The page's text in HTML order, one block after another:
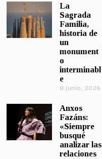
La
Sagrada
Familia,
historia de
un
monument
o
interminabl
e
8 junio, 2026
Anxos
Fazáns:
«Siempre
busqué
analizar las
relaciones